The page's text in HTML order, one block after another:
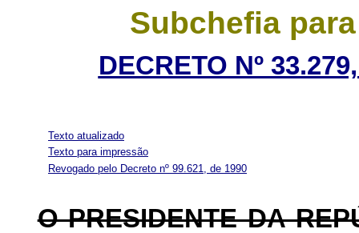
Subchefia
DECRETO Nº
Texto atualizado
Texto para impressão
Revogado pelo Decreto nº 99.621, de 1990
O PRESIDENTE DA